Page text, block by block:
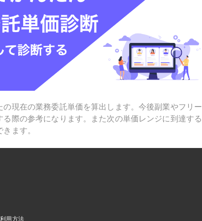
現在の業務委託単価を算出します。今後副業やフリー
る際の参考になります。また次の単価レンジに到達する
ます。
用方法